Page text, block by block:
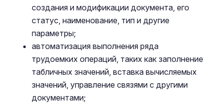
создания и модификации документа, его
статус, наименование, тип и другие
параметры;
автоматизация выполнения ряда
трудоемких операций, таких как заполнение
табличных значений, вставка вычисляемых
значений, управление связями с другими
документами;